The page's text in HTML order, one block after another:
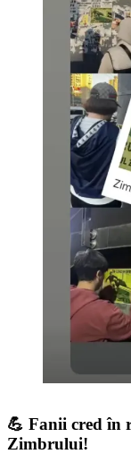
💪 Fanii cred în
Zimbrului!